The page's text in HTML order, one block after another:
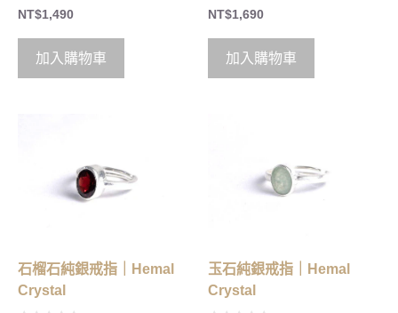
0
o
t
5
NT$1,490
加入購物車
0
o
t
5
NT$1,690
加入購物車
石榴石純銀戒指｜Hemal
Crystal
玉石純銀戒指｜Hemal
Crystal